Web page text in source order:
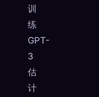
训
练
GPT-
3
估
计